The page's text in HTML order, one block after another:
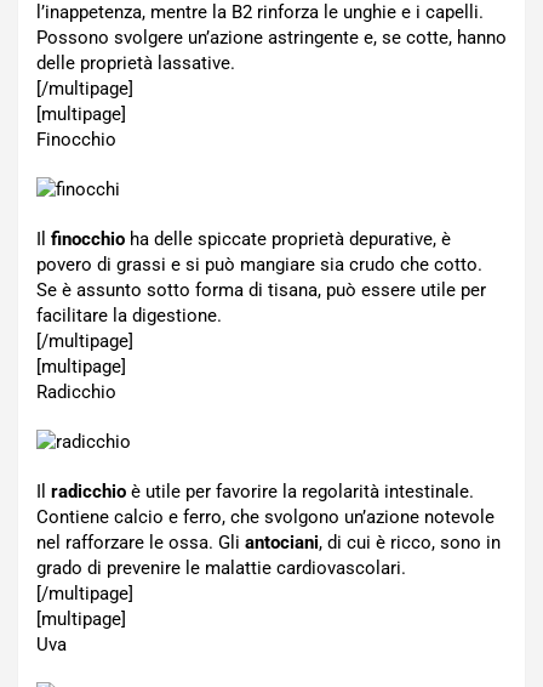
l’inappetenza, mentre la B2 rinforza le unghie e i capelli.
Possono svolgere un’azione astringente e, se cotte, hanno
delle proprietà lassative.
[/multipage]
[multipage]
Finocchio
Il finocchio ha delle spiccate proprietà depurative, è
povero di grassi e si può mangiare sia crudo che cotto.
Se è assunto sotto forma di tisana, può essere utile per
facilitare la digestione.
[/multipage]
[multipage]
Radicchio
Il radicchio è utile per favorire la regolarità intestinale.
Contiene calcio e ferro, che svolgono un’azione notevole
nel rafforzare le ossa. Gli antociani, di cui è ricco, sono in
grado di prevenire le malattie cardiovascolari.
[/multipage]
[multipage]
Uva